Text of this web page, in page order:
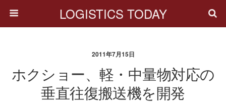
LOGISTICS TODAY
2011年7月15日
ホクショー、軽・中量物対応の
垂直往復搬送機を開発